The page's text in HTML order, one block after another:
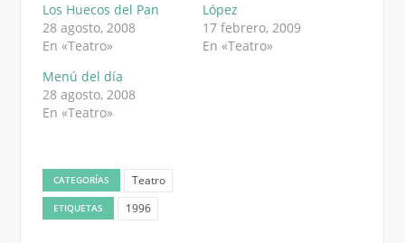
Los Huecos del Pan
28 agosto, 2008
En «Teatro»
López
17 febrero, 2009
En «Teatro»
Menú del día
28 agosto, 2008
En «Teatro»
CATEGORÍAS Teatro
ETIQUETAS 1996